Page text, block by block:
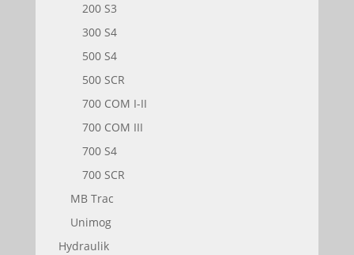
200 S3
300 S4
500 S4
500 SCR
700 COM I-II
700 COM III
700 S4
700 SCR
MB Trac
Unimog
Hydraulik